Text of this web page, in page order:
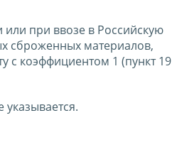
при ввозе в Российскую
сброженных материалов,
с коэффициентом 1 (пункт 19